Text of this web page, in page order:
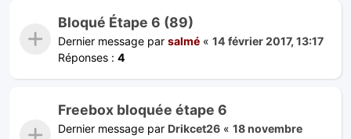
Bloqué Étape 6 (89)
Dernier message par salmé « 14 février 2017, 13:17
Réponses : 4
Freebox bloquée étape 6
Dernier message par Drikcet26 « 18 novembre